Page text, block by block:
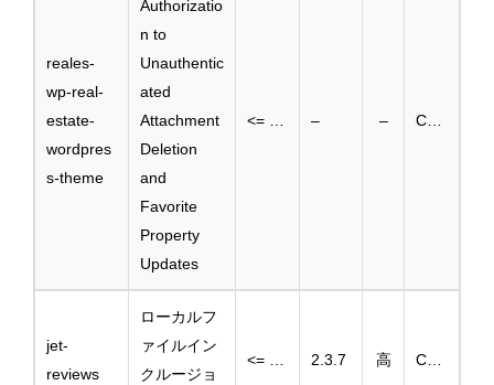
reales-
wp-real-
estate-
wordpres
s-theme
Authorizatio
n to
Unauthentic
ated
Attachment
Deletion
and
Favorite
Property
Updates
– –
jet-
reviews
ローカルフ
ァイルイン
クルージョ
2.3.7 高